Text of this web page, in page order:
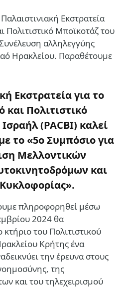
Εκστρατεία
Πολιτιστικό Μποϊκοτάζ του
αλληλεγγύης
Ηρακλείου. Παραθέτουμε
Εκστρατεία για το
και Πολιτιστικό
(PACBI) καλεί
το «5ο Συμπόσιο για
Μελλοντικών
και
πληροφορηθεί μέσω
2024 θα
του Πολιτιστικού
Κρήτης ένα
την έρευνα στους
της
και του τηλεχειρισμού